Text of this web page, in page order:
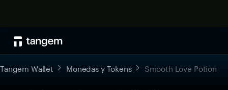
Tangem Wallet Monedas y Tokens Smooth Love Potion